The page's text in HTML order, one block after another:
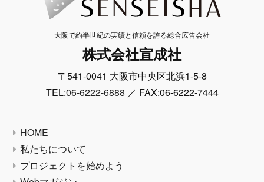
大阪で約半世紀の実績と信頼を誇る総合広告会社
株式会社宣成社
〒541-0041 大阪市中央区北浜1-5-8
TEL:06-6222-6888 ／ FAX:06-6222-7444
HOME
私たちについて
プロジェクトを始めよう